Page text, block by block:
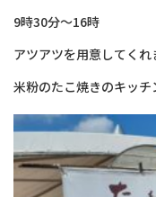
9時30分～16時
アツアツを用意してく
米粉のたこ焼きのキッチ